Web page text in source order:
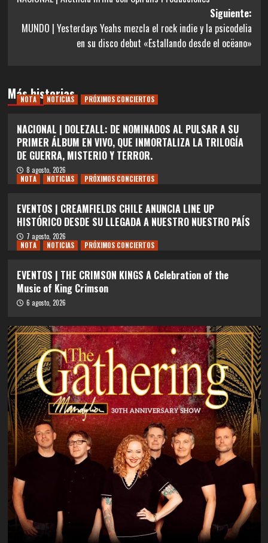
entradas
Siguiente:
MUNDO | Yesterdays Yeahs mezcla el rock indie y la psicodelia
en su disco debut «Estallando desde el ocëano»
Más historias
NOTA NOTICIAS PRÓXIMOS CONCIERTOS
NACIONAL | DOLEZALL: DE NOMINADOS AL PULSAR A SU
PRIMER ÁLBUM EN VIVO, QUE INMORTALIZA LA TRILOGÍA
DE GUERRA, MISTERIO Y TERROR.
8 agosto, 2026
NOTA
NOTICIAS PRÓXIMOS CONCIERTOS
EVENTOS | CREAMFIELDS CHILE ANUNCIA LINE UP
HISTÓRICO DESDE SU LLEGADA A NUESTRO NUESTRO PAÍS
7 agosto, 2026
NOTA
NOTICIAS PRÓXIMOS CONCIERTOS
EVENTOS | THE CRIMSON KINGS A Celebration of the
Music of King Crimson
6 agosto, 2026